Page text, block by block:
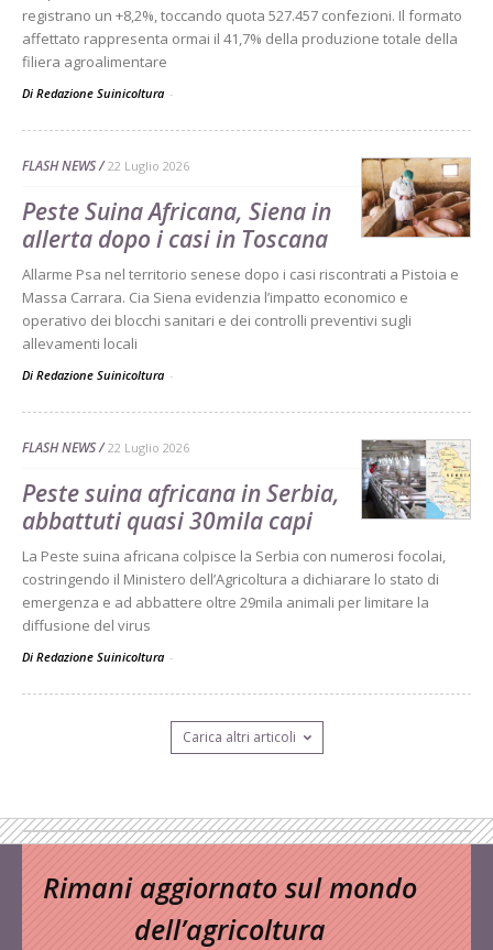
registrano un +8,2%, toccando quota 527.457 confezioni. Il formato
affettato rappresenta ormai il 41,7% della produzione totale della
filiera agroalimentare
Di Redazione Suinicoltura -
FLASH NEWS 22 Luglio 2026
Peste Suina Africana, Siena in
allerta dopo i casi in Toscana
Allarme Psa nel territorio senese dopo i casi riscontrati a Pistoia e
Massa Carrara. Cia Siena evidenzia l’impatto economico e
operativo dei blocchi sanitari e dei controlli preventivi sugli
allevamenti locali
Di Redazione Suinicoltura -
FLASH NEWS 22 Luglio 2026
Peste suina africana in Serbia,
abbattuti quasi 30mila capi
La Peste suina africana colpisce la Serbia con numerosi focolai,
costringendo il Ministero dell’Agricoltura a dichiarare lo stato di
emergenza e ad abbattere oltre 29mila animali per limitare la
diffusione del virus
Di Redazione Suinicoltura -
Carica altri articoli
Rimani aggiornato sul mondo
dell’agricoltura